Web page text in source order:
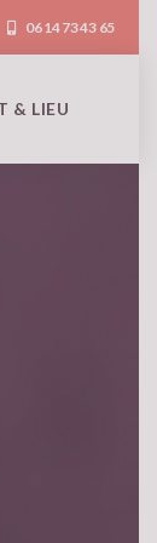
06 14 73 43 65
& LIEU